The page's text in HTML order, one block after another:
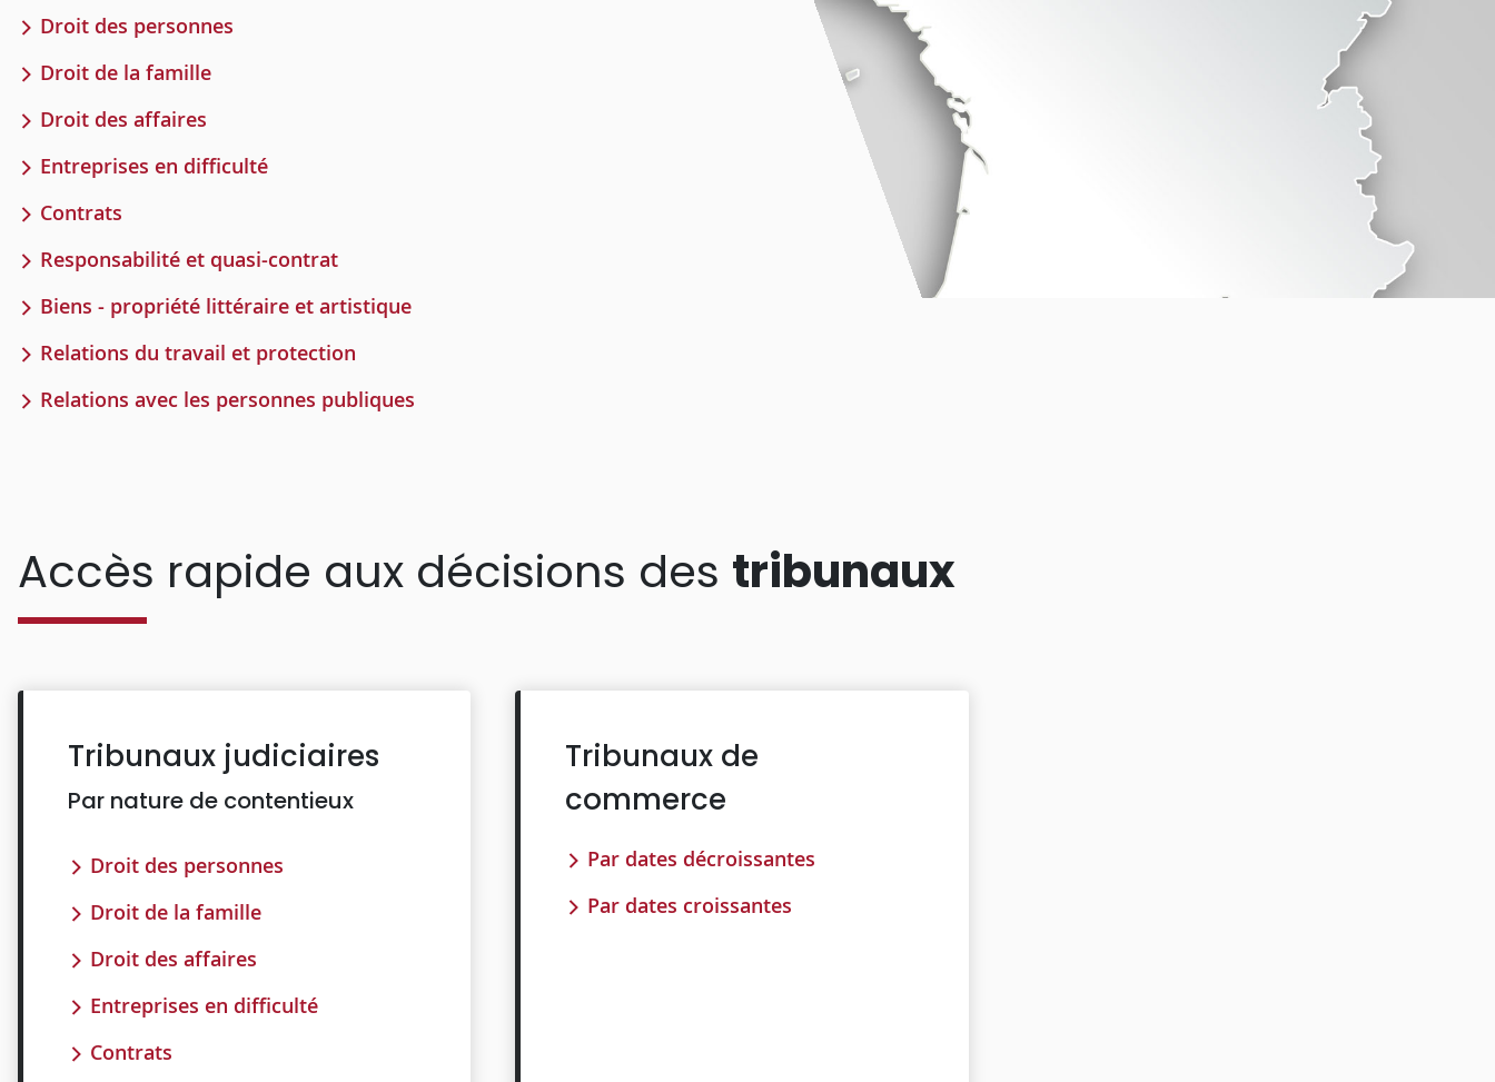
Droit des personnes
Droit de la famille
Droit des affaires
Entreprises en difficulté
Contrats
Responsabilité et quasi-contrat
Biens - propriété littéraire et artistique
Relations du travail et protection
Relations avec les personnes publiques
Accès rapide aux décisions des tribunaux
Tribunaux judiciaires
Par nature de contentieux
Droit des personnes
Droit de la famille
Droit des affaires
Entreprises en difficulté
Contrats
Tribunaux de
commerce
Par dates décroissantes
Par dates croissantes